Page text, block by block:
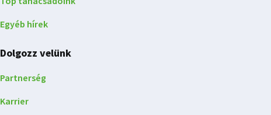
Egyéb hírek
Dolgozz velünk
Partnerség
Karrier